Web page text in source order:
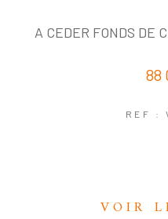
A CEDER FONDS DE
88
REF :
VOIR